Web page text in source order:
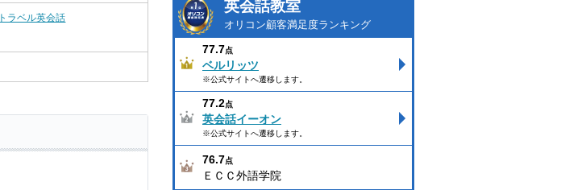
トラベル英会話
英会話教室
オリコン顧客満足度ランキング
77.7点
ベルリッツ
※公式サイトへ遷移します。
77.2点
英会話イーオン
※公式サイトへ遷移します。
76.7点
ＥＣＣ外語学院